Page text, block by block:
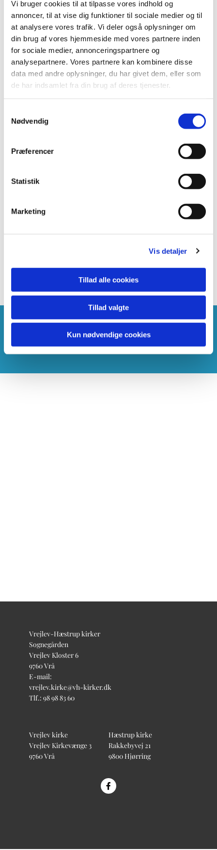
Vi bruger cookies til at tilpasse vores indhold og
annoncer, til at vise dig funktioner til sociale medier og til
at analysere vores trafik. Vi deler også oplysninger om
din brug af vores hjemmeside med vores partnere inden
for sociale medier, annonceringspartnere og
analysepartnere. Vores partnere kan kombinere disse
data med andre oplysninger, du har givet dem, eller som
de har indsamlet fra din brug af deres tjenester.
Nødvendig
Præferencer
Statistik
Marketing
Vis detaljer
Tillad alle cookies
Tillad valgte
Kun nødvendige cookies
Herefter går vi over i sognegården og snakker og
hygger. Vores søde hjælpere Hanne og Inger sørger
for kaffe/te og brød.
Det er gratis at gå til babysalmesang, så mød op og
giv dig selv og dit barn en god oplevelse med sang og
samvær.
Du vil måske også kunne lide...
Vrejlev-Hæstrup kirker
Sognegården
Vrejlev Kloster 6
9760 Vrå
E-mail:
vrejlev.kirke@vh-kirker.dk
Tlf.: 98 98 83 60
Vrejlev kirke
Vrejlev Kirkevænge 3
9760 Vrå
Hæstrup kirke
Rakkebyvej 21
9800 Hjørring